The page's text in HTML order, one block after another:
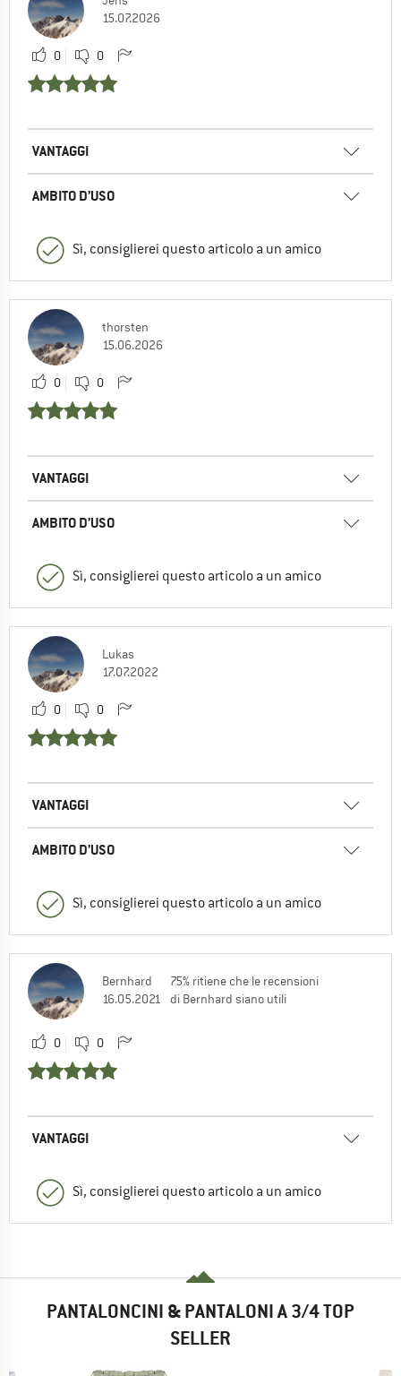
15.07.2026
0 0
VANTAGGI
AMBITO D’USO
Sì, consiglierei questo articolo a un amico
thorsten
15.06.2026
0 0
VANTAGGI
AMBITO D’USO
Sì, consiglierei questo articolo a un amico
Lukas
17.07.2022
0 0
VANTAGGI
AMBITO D’USO
Sì, consiglierei questo articolo a un amico
Bernhard
16.05.2021
75% ritiene che le recensioni
di Bernhard siano utili
0 0
VANTAGGI
Sì, consiglierei questo articolo a un amico
PANTALONCINI & PANTALONI A 3/4 TOP
SELLER